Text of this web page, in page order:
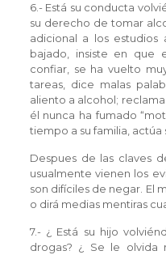
6.- Está su conducta
su derecho de tomar
adicional a los estudios
bajado, insiste en que
confiar, se ha vuelto
tareas, dice malas
aliento a alcohol;
él nunca ha fumado
tiempo a su familia,
Despues de las claves
usualmente vienen los
son difíciles de negar. El
o dirá medias mentiras
7.- ¿ Está su hijo
drogas? ¿ Se le olvida